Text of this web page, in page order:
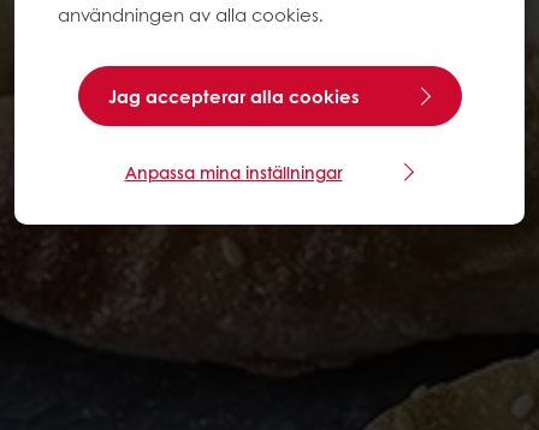
användningen av alla cookies.
Jag accepterar alla cookies
Anpassa mina inställningar